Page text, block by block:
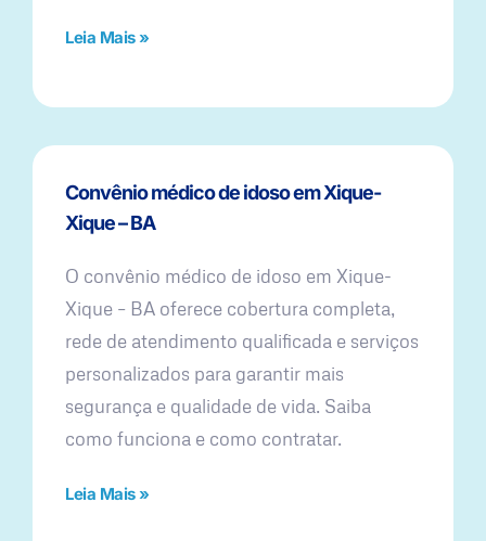
Leia Mais »
Convênio médico de idoso em Xique-
Xique – BA
O convênio médico de idoso em Xique-
Xique – BA oferece cobertura completa,
rede de atendimento qualificada e serviços
personalizados para garantir mais
segurança e qualidade de vida. Saiba
como funciona e como contratar.
Leia Mais »